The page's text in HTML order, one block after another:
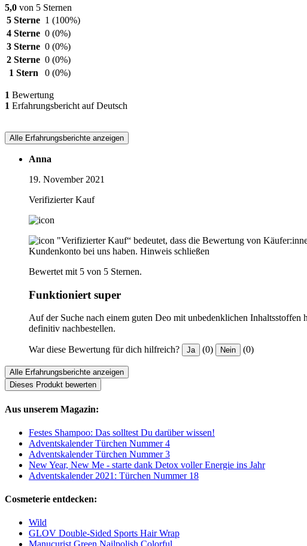
5,0 von 5 Sternen
5 Sterne 1 (100%)
4 Sterne 0 (0%)
3 Sterne 0 (0%)
2 Sterne 0 (0%)
1 Stern
0 (0%)
1 Bewertung
1 Erfahrungsbericht auf Deutsch
Alle Erfahrungsberichte anzeigen
Anna
19. November 2021
Verifizierter Kauf
"Verifizierter Kauf“ bedeutet, dass die Bewertung von
Kundenkonto bei uns haben. Hinweis schließen
Bewertet mit 5 von 5 Sternen.
Funktioniert super
Auf der Suche nach einem guten Deo mit unbedenklichen
definitiv nachbestellen.
War diese Bewertung für dich hilfreich? Ja (0) Nein (0)
Alle Erfahrungsberichte anzeigen
Dieses Produkt bewerten
Aus unserem Magazin:
Festes Shampoo: Das solltest Du darüber wissen!
Adventskalender Türchen Nummer 4
Adventskalender Türchen Nummer 3
New Year, New Me - starte dank Detox voller Energie ins Jahr
Adventskalender 2021: Türchen Nummer 18
Cosmeterie entdecken:
Wild
GLOV Double-Sided Sports Hair Wrap